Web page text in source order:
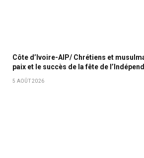
Côte d’Ivoire-AIP/ Chrétiens et
paix et le succès de la fête de
5 AOÛT 2026